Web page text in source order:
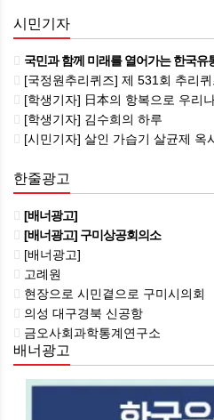
시민기자
국민과 함께 미래를 열어가는 한국유
[국정원추리퀴즈] 제 531회 추리
[학생기자] 日本의 항복으로 우리
[학생기자] 김수희의 하루
[시민기자] 살인 가습기 살균제 옥시제품, 시민사회
한줄광고
[배너광고]
[배너광고] 구미상공회의소
[배너광고]
고례원
현장으로 시민곁으로 구미시의회
의성 대구경북 신공항
금오사회과학통계연구소
배너광고